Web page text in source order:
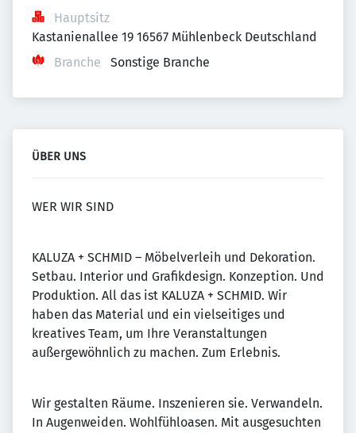
Hauptsitz
Kastanienallee 19 16567 Mühlenbeck Deutschland
Branche
Sonstige Branche
ÜBER UNS
WER WIR SIND
KALUZA + SCHMID – Möbelverleih und Dekoration.
Setbau. Interior und Grafikdesign. Konzeption. Und
Produktion. All das ist KALUZA + SCHMID. Wir
haben das Material und ein vielseitiges und
kreatives Team, um Ihre Veranstaltungen
außergewöhnlich zu machen. Zum Erlebnis.
Wir gestalten Räume. Inszenieren sie. Verwandeln.
In Augenweiden. Wohlfühloasen. Mit ausgesuchten